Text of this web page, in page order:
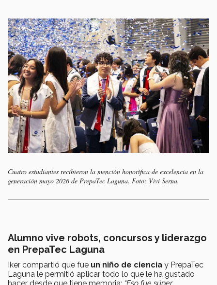
Cuatro estudiantes recibieron la mención honorífica de excelencia en la
generación mayo 2026 de PrepaTec Laguna. Foto: Vivi Serna.
Alumno vive robots, concursos y liderazgo
en PrepaTec Laguna
Iker compartió que fue un niño de ciencia y PrepaTec
Laguna le permitió aplicar todo lo que le ha gustado